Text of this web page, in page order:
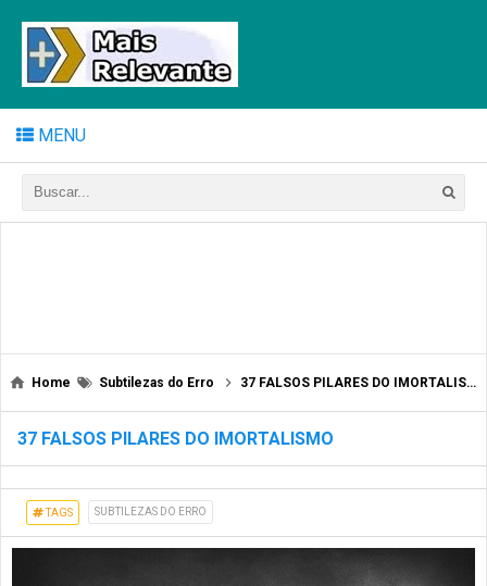
MENU
Home Subtilezas do Erro 37 FALSOS PILARES DO IMORTALISMO
37 FALSOS PILARES DO IMORTALISMO
TAGS SUBTILEZAS DO ERRO